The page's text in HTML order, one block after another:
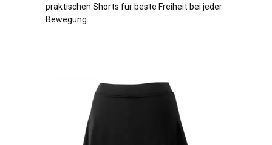
praktischen Shorts für beste Freiheit bei jeder
Bewegung.